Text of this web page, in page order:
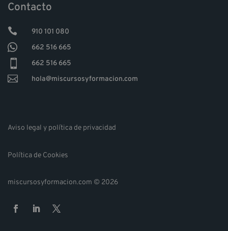
Contacto
 910 101 080
 662 516 665
 662 516 665
 hola@miscursosyformacion.com
Aviso legal y política de privacidad
Política de Cookies
miscursosyformacion.com © 2026